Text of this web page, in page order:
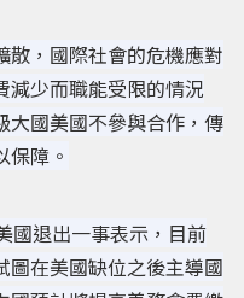
散，國際社會的危機應對
減少而職能受限的情況
大國美國不參與合作，傳
障。
國退出一事表示，目前
圖在美國缺位之後主導國